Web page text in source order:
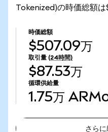
Tokenized)の時価総額は
時価総額
$507.09万
取引量 (24時間)
$87.53万
循環供給量
1.75万
さら